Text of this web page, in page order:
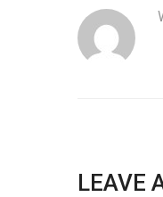
LEAVE